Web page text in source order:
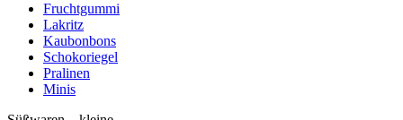
Fruchtgummi
Lakritz
Kaubonbons
Schokoriegel
Pralinen
Minis